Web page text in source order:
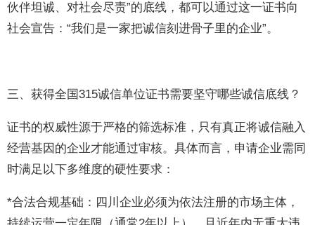
伙伴坦诚、对社会尽责”的底线，都可以通过这一证书向
社会宣告：“我们是一家把诚信刻进骨子里的企业”。
三、获得全国315诚信单位证书需要坚守哪些诚信底线？
证书的权威性源于严格的筛选标准，只有真正将诚信融入
经营基因的企业才能通过审核。具体而言，申请企业需同
时满足以下多维度的硬性要求：
*合法合规基础：四川企业必须为依法注册的市场主体，